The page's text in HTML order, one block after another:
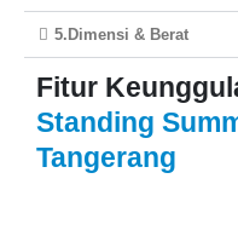
5.Dimensi & Berat
Fitur
Standing
Tangerang